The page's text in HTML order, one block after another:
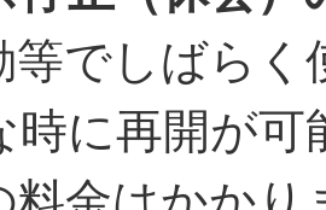
等でしばら
時に再開が可